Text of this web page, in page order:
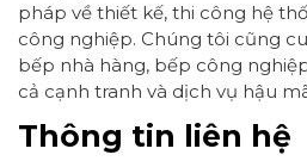
pháp về thiết kế, thi công hệ
công nghiệp. Chúng tôi cũng
bếp nhà hàng, bếp công
cả cạnh tranh và dịch vụ hậu
Thông tin liên hệ